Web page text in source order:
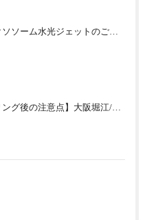
【今話題のエクソソーム水光ジェットのご紹介★肌質改善】大阪堀江/Beautyclinic Ducle
【ハーブピーリング後の注意点】大阪堀江/Beautyclinic Ducle